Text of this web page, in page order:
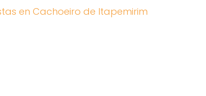
en Cachoeiro de Itapemirim